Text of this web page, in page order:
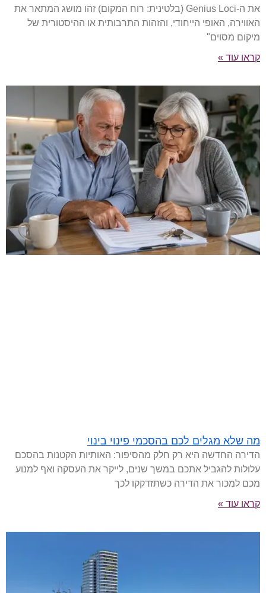
את ה-Genius Loci (בלטינית: רוח המקום) זהו מושג המתאר את
האווירה, האופי הייחודי, והזהות התרבותית או ההיסטורית של
מיקום מסוים"
קראו עוד »
מה שלא מגלים לכם בהסכמי פינוי בינוי
הדירה החדשה היא רק חלק מהסיפור: האותיות הקטנות בהסכם
עלולות להגביל אתכם במשך שנים, לייקר את העסקה ואף למנוע
מכם למכור את הדירה כשתזדקקו לכך
קראו עוד »